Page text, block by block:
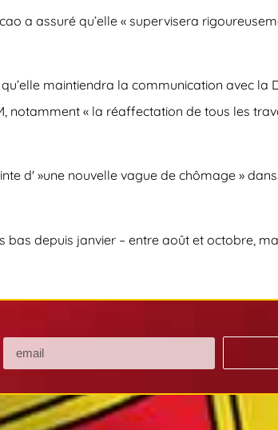
a assuré qu’elle « supervisera
maintiendra la communication avec la
notamment « la réaffectation de tous les
d' »une nouvelle vague de chômage »
bas depuis janvier – entre août et octobre,